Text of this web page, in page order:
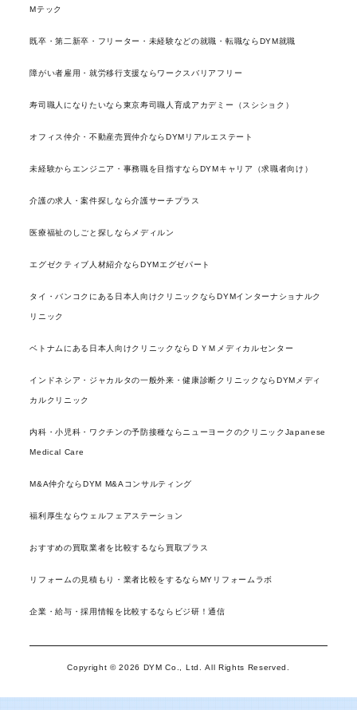
Mテック
既卒・第二新卒・フリーター・未経験などの就職・転職ならDYM就職
障がい者雇用・就労移行支援ならワークスバリアフリー
寿司職人になりたいなら東京寿司職人育成アカデミー（スシショク）
オフィス仲介・不動産売買仲介ならDYMリアルエステート
未経験からエンジニア・事務職を目指すならDYMキャリア（求職者向け）
介護の求人・案件探しなら介護サーチプラス
医療福祉のしごと探しならメディルン
エグゼクティブ人材紹介ならDYMエグゼパート
タイ・バンコクにある日本人向けクリニックならDYMインターナショナルク
リニック
ベトナムにある日本人向けクリニックならＤＹＭメディカルセンター
インドネシア・ジャカルタの一般外来・健康診断クリニックならDYMメディ
カルクリニック
内科・小児科・ワクチンの予防接種ならニューヨークのクリニックJapanese
Medical Care
M&A仲介ならDYM M&Aコンサルティング
福利厚生ならウェルフェアステーション
おすすめの買取業者を比較するなら買取プラス
リフォームの見積もり・業者比較をするならMYリフォームラボ
企業・給与・採用情報を比較するならビジ研！通信
Copyright © 2026 DYM Co., Ltd. All Rights Reserved.